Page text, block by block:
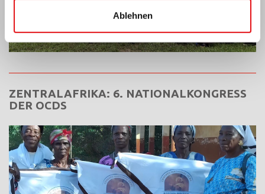
Ablehnen
ZENTRALAFRIKA: 6. NATIONALKONGRESS
DER OCDS